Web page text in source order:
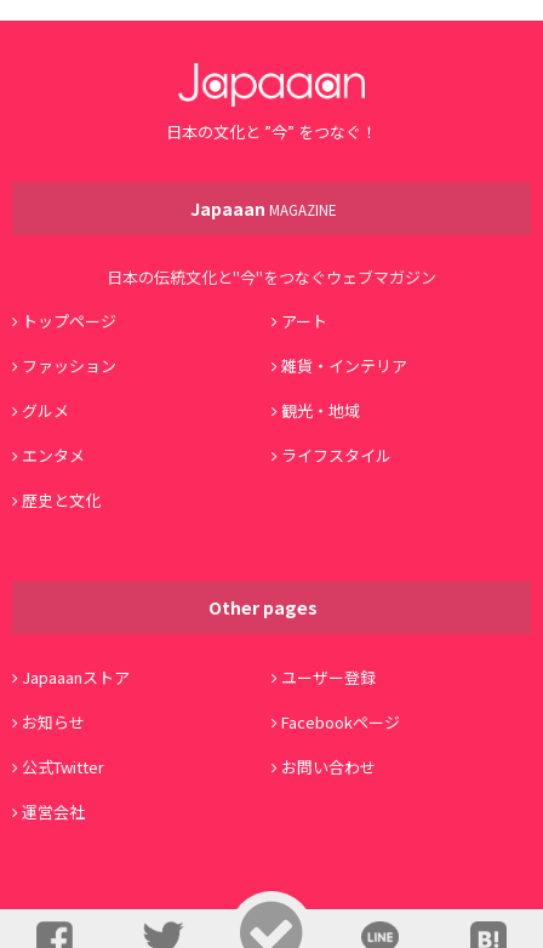
日本の文化と ”今” をつなぐ！
Japaaan MAGAZINE
日本の伝統文化と"今"をつなぐウェブマガジン
トップページ
アート
ファッション
雑貨・インテリア
グルメ
観光・地域
エンタメ
ライフスタイル
歴史と文化
Other pages
Japaaanストア
ユーザー登録
お知らせ
Facebookページ
公式Twitter
お問い合わせ
運営会社
© Copyright 2016, Japaaan All Rights Reserved. 運営: 株式会社ワノコト